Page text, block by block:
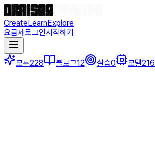
CreateLearnExplore
요금제로그인시작하기
모두228 블로그12 실습0 모델216